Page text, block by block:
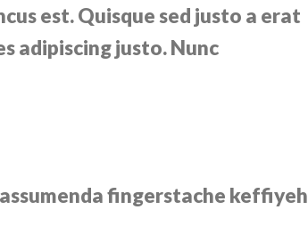
est. Quisque sed justo a erat
adipiscing justo. Nunc
fingerstache keffiyeh